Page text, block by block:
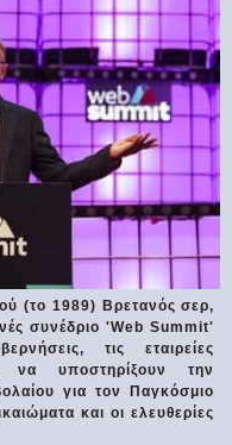
(το 1989) Βρετανός σερ,
συνέδριο 'Web Summit'
τις εταιρείες
να υποστηρίξουν την
για τον Παγκόσμιο
και οι ελευθερίες